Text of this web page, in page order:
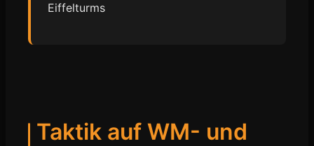
Eiffelturms
Taktik auf WM- und